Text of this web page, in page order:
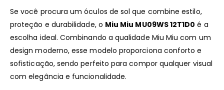
Se você procura um óculos de sol que combine estilo,
proteção e durabilidade, o Miu Miu MU09WS 12T1D0 é a
escolha ideal. Combinando a qualidade Miu Miu com um
design moderno, esse modelo proporciona conforto e
sofisticação, sendo perfeito para compor qualquer visual
com elegância e funcionalidade.